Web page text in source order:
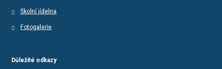
Školní jídelna
Fotogalerie
Důležité odkazy